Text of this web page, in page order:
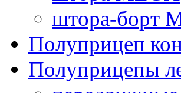
штора-борт
Полуприцеп
Полуприцепы